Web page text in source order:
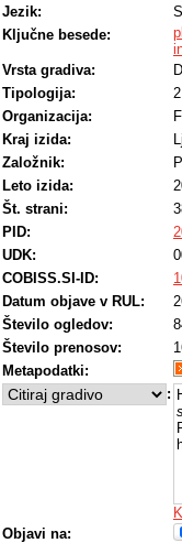
Jezik:
Ključne besede:
Vrsta gradiva:
Tipologija:
Organizacija:
Kraj izida:
Založnik:
Leto izida:
Št. strani:
PID:
UDK:
COBISS.SI-ID:
Datum objave v RUL:
Število ogledov:
Število prenosov:
Metapodatki:
:
Objavi na: